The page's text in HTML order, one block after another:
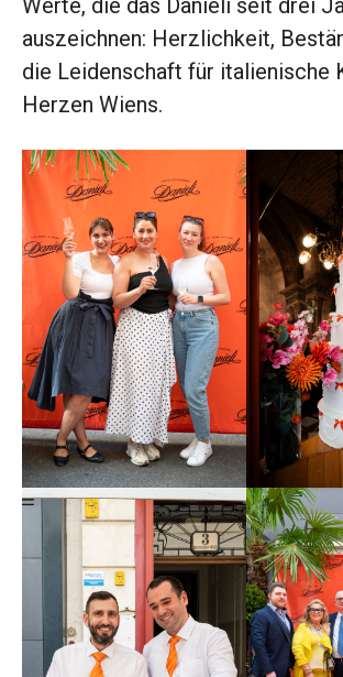
Werte, die das Danieli seit drei
auszeichnen: Herzlichkeit,
die Leidenschaft für italienische
Herzen Wiens.